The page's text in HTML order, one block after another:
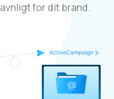
for dit brand.